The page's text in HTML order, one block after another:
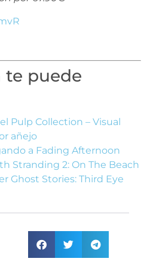
te puede
Pulp Collection – Visual
añejo
a Fading Afternoon
Stranding 2: On The Beach
Ghost Stories: Third Eye